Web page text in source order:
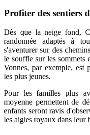
Profiter des sentiers
Dès que la neige fond,
randonnée adaptés à
s'aventurer sur des
le souffle sur les sommets
Vonnes, par exemple, est
les plus jeunes.
Pour les familles plus
moyenne permettent de
enfants seront ravis
les aigles royaux dans leur